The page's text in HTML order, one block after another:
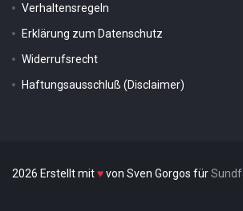
Verhaltensregeln
Erklärung zum Datenschutz
Widerrufsrecht
Haftungsausschluß (Disclaimer)
2026 Erstellt mit♥von Sven Gorgos für